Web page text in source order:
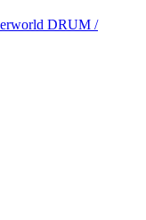
DRUM /